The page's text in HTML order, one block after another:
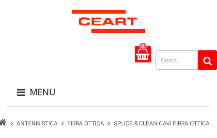
0
MENU
chevron_right ANTENNISTICA chevron_right FIBRA OTTICA chevron_right SPLICE & CLEAN CAVI FIBRA OTTICA